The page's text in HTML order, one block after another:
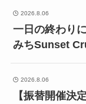
2026.8.06
一日の終わり
みちSunset
2026.8.06
【振替開催決